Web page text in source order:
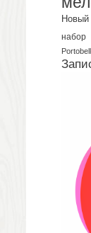
Новый
набор